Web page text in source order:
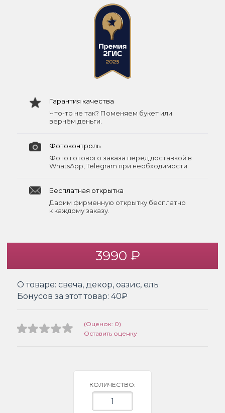
Гарантия качества
Что-то не так? Поменяем букет или
вернём деньги.
Фотоконтроль
Фото готового заказа перед доставкой в
WhatsApp, Telegram при необходимости.
Бесплатная открытка
Дарим фирменную открытку бесплатно
к каждому заказу.
3990 ₽
О товаре: свеча, декор, оазис, ель
Бонусов за этот товар: 40₽
(Оценок: 0)
Оставить оценку
КОЛИЧЕСТВО: